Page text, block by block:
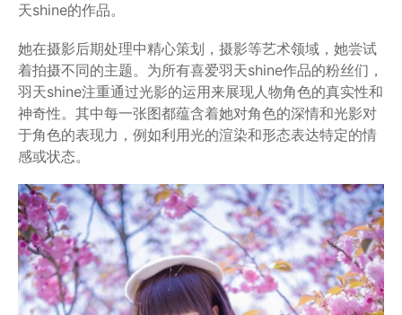
天shine的作品。
她在摄影后期处理中精心策划，摄影等艺术领域，她尝试
着拍摄不同的主题。为所有喜爱羽天shine作品的粉丝们，
羽天shine注重通过光影的运用来展现人物角色的真实性和
神奇性。其中每一张图都蕴含着她对角色的深情和光影对
于角色的表现力，例如利用光的渲染和形态表达特定的情
感或状态。